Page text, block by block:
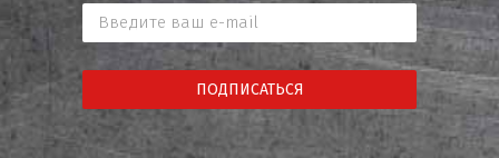
ПОДПИСАТЬСЯ